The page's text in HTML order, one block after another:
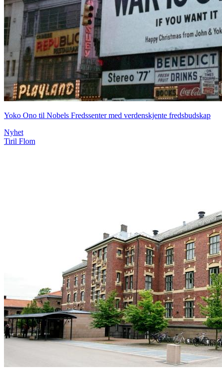
Yoko Ono til Nobels Fredssenter med verdenskjente fredsbudskap
Nyhet
Tiril Flom